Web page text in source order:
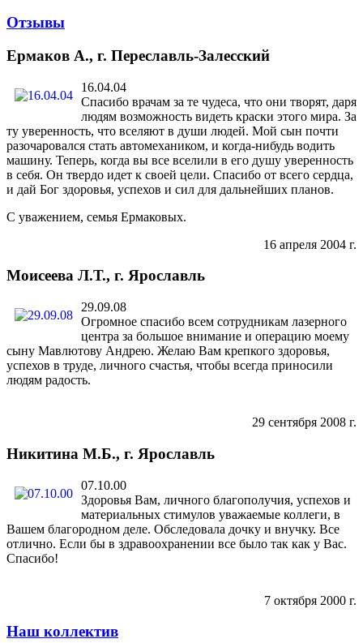
Отзывы
Ермаков А., г. Переславль-Залесский
16.04.04
Спасибо врачам за те чудеса, что они творят, даря
людям возможность видеть краски этого мира. За
ту уверенность, что вселяют в души людей. Мой сын почти
разочаровался стать автомехаником, и когда-нибудь водить
машину. Теперь, когда вы все вселили в его душу уверенность
в себя. Он твердо идет к своей цели. Спасибо от всего сердца,
и дай Бог здоровья, успехов и сил для дальнейших планов.
С уважением, семья Ермаковых.
16 апреля 2004 г.
Моисеева Л.Т., г. Ярославль
29.09.08
Огромное спасибо всем сотрудникам лазерного
центра за большое внимание и операцию моему
сыну Мавлютову Андрею. Желаю Вам крепкого здоровья,
успехов в труде, личного счастья, чтобы всегда приносили
людям радость.
29 сентября 2008 г.
Никитина М.Б., г. Ярославль
07.10.00
Здоровья Вам, личного благополучия, успехов и
материальных стимулов уважаемые коллеги, в
Вашем благородном деле. Обследовала дочку и внучку. Все
отлично. Если бы в здравоохранении все было так как у Вас.
Спасибо!
7 октября 2000 г.
Наш коллектив